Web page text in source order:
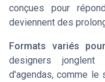
conçues pour
deviennent des
Formats variés
designers
d'agendas, comme le